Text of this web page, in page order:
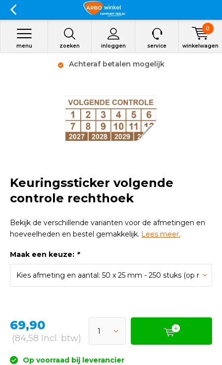
zoeken inloggen
menu service winkelwagen
0
Achteraf betalen mogelijk
Keuringssticker volgende
controle rechthoek
Bekijk de verschillende varianten voor de afmetingen en
hoeveelheden en bestel gemakkelijk. Lees meer.
Maak een keuze: *
69,90
(84,58 Incl. btw)
Op voorraad bij leverancier